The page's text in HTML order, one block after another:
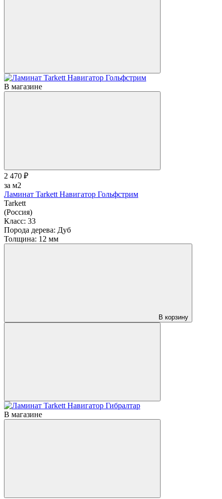
В магазине
2 470 ₽
за м2
Ламинат Tarkett Навигатор Гольфстрим
Tarkett
(Россия)
Класс: 33
Порода дерева: Дуб
Толщина: 12 мм
В корзину
В магазине